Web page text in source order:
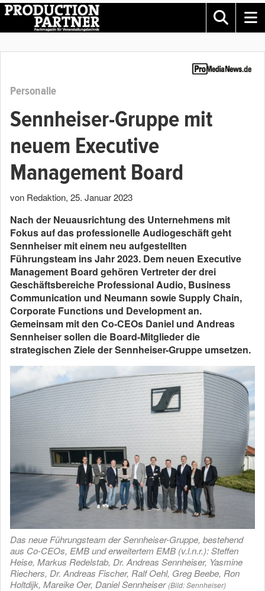
Personalie
Sennheiser-Gruppe mit
neuem Executive
Management Board
von Redaktion, 25. Januar 2023
Nach der Neuausrichtung des Unternehmens mit
Fokus auf das professionelle Audiogeschäft geht
Sennheiser mit einem neu aufgestellten
Führungsteam ins Jahr 2023. Dem neuen Executive
Management Board gehören Vertreter der drei
Geschäftsbereiche Professional Audio, Business
Communication und Neumann sowie Supply Chain,
Corporate Functions und Development an.
Gemeinsam mit den Co-CEOs Daniel und Andreas
Sennheiser sollen die Board-Mitglieder die
strategischen Ziele der Sennheiser-Gruppe umsetzen.
Das neue Führungsteam der Sennheiser-Gruppe, bestehend
aus Co-CEOs, EMB und erweitertem EMB (v.l.n.r.): Steffen
Heise, Markus Redelstab, Dr. Andreas Sennheiser, Yasmine
Riechers, Dr. Andreas Fischer, Ralf Oehl, Greg Beebe, Ron
Holtdijk, Mareike Oer, Daniel Sennheiser (Bild: Sennheiser)